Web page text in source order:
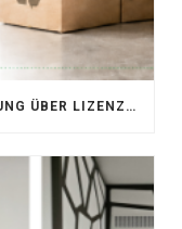
PLANEX: VERPACKUNGSLIZENZIERUNG ÜBER LIZENZERO & LUCID 2026